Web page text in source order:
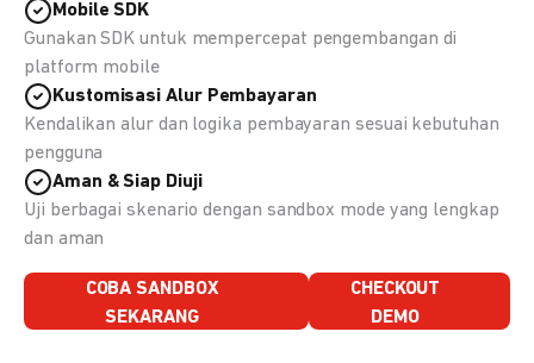
Mobile SDK
Gunakan SDK untuk mempercepat pengembangan di
platform mobile
Kustomisasi Alur Pembayaran
Kendalikan alur dan logika pembayaran sesuai kebutuhan
pengguna
Aman & Siap Diuji
Uji berbagai skenario dengan sandbox mode yang lengkap
dan aman
COBA SANDBOX
SEKARANG
CHECKOUT
DEMO